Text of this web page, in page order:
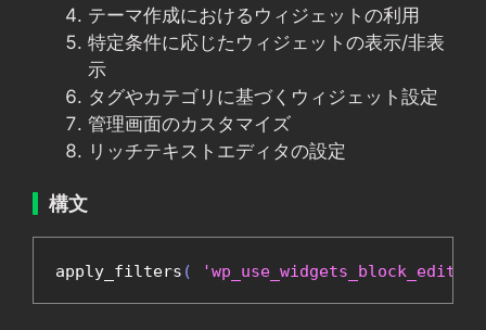
テーマ作成におけるウィジェットの利用
特定条件に応じたウィジェットの表示/非表
示
タグやカテゴリに基づくウィジェット設定
管理画面のカスタマイズ
リッチテキストエディタの設定
構文
apply_filters ( 'wp_use_widgets_block_editor'